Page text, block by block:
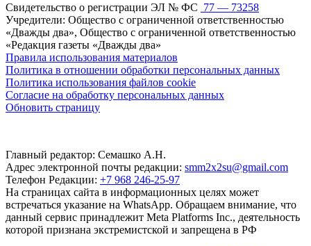
Свидетельство о регистрации ЭЛ № ФС 77 — 73258
Учредители: Общество с ограниченной ответственностью
«Дважды два», Общество с ограниченной ответственностью
«Редакция газеты «Дважды два»
Правила использования материалов
Политика в отношении обработки персональных данных
Политика использования файлов cookie
Согласие на обработку персональных данных
Обновить страницу
Главный редактор: Семашко А.Н.
Адрес электронной почты редакции: smm2x2su@gmail.com
Телефон Редакции: +7 968 246-25-97
На страницах сайта в информационных целях может
встречаться указание на WhatsApp. Обращаем внимание, что
данный сервис принадлежит Meta Platforms Inc., деятельность
которой признана экстремистской и запрещена в РФ